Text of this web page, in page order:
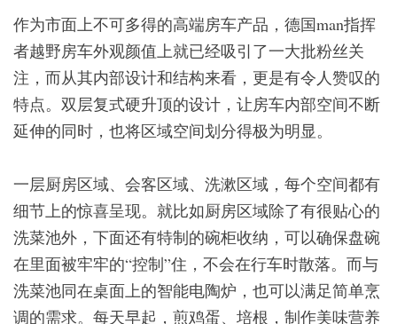
作为市面上不可多得的高端房车产品，德国man指挥
者越野房车外观颜值上就已经吸引了一大批粉丝关
注，而从其内部设计和结构来看，更是有令人赞叹的
特点。双层复式硬升顶的设计，让房车内部空间不断
延伸的同时，也将区域空间划分得极为明显。
一层厨房区域、会客区域、洗漱区域，每个空间都有
细节上的惊喜呈现。就比如厨房区域除了有很贴心的
洗菜池外，下面还有特制的碗柜收纳，可以确保盘碗
在里面被牢牢的“控制”住，不会在行车时散落。而与
洗菜池同在桌面上的智能电陶炉，也可以满足简单烹
调的需求。每天早起，煎鸡蛋、培根，制作美味营养